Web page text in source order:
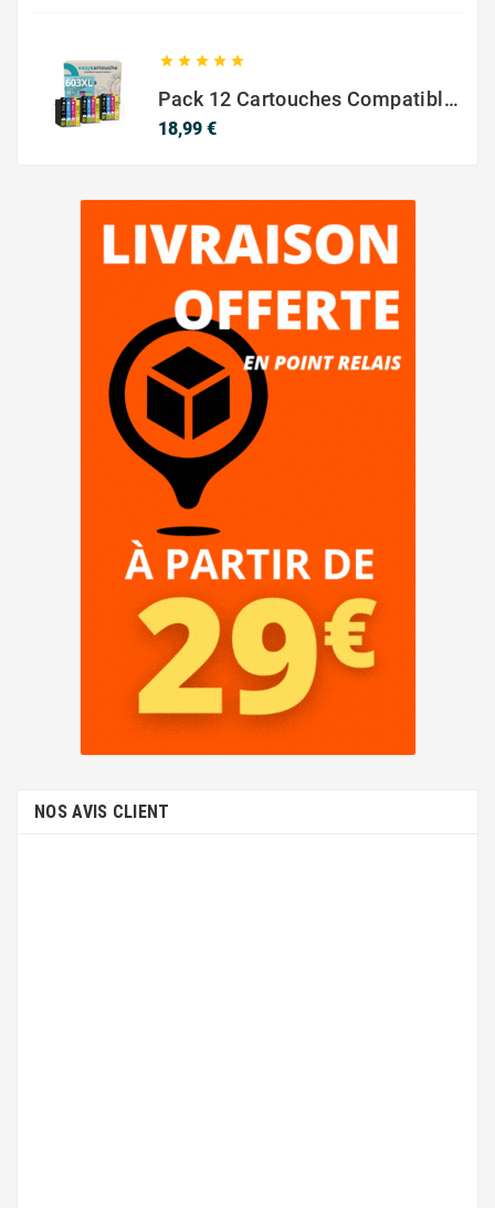
    
Pack 12 Cartouches Compatible EPSON 603XL
18,99 €Prix
NOS AVIS CLIENT